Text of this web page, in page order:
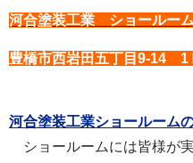
河合塗装工業 ショールーム
豊橋市西岩田五丁目9-14 1
河合塗装工業ショールーム
ショールームには皆様が